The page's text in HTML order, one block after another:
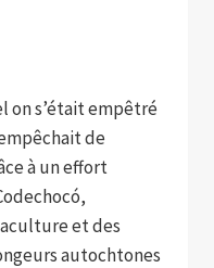
on s’était empêtré
de
à un effort
et des
autochtones